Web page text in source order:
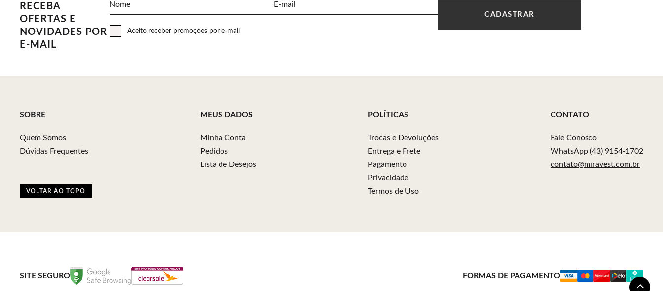
RECEBA
OFERTAS E
NOVIDADES POR
E-MAIL
Nome E-mail
CADASTRAR
Aceito receber promoções por e-mail
SOBRE
Quem Somos
Dúvidas Frequentes
MEUS DADOS
Minha Conta
Pedidos
Lista de Desejos
POLÍTICAS
Trocas e Devoluções
Entrega e Frete
Pagamento
Privacidade
Termos de Uso
CONTATO
Fale Conosco
WhatsApp (43) 9154-1702
contato@miravest.com.br
VOLTAR AO TOPO
SITE SEGURO FORMAS DE PAGAMENTO